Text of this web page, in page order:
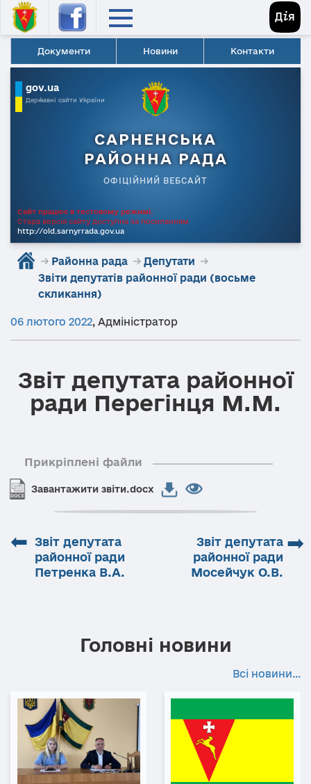
Документи Новини Контакти
gov.ua
Державні сайти України
САРНЕНСЬКА
РАЙОННА РАДА
ОФІЦІЙНИЙ ВЕБСАЙТ
Сайт працює в тестовому режимі.
Стара версія сайту доступна за посиланням
http://old.sarnyrrada.gov.ua
→ Районна рада → Депутати →
Звіти депутатів районної ради (восьме
скликання)
06 лютого 2022, Адміністратор
Звіт депутата районної
ради Перегінця М.М.
Прикріплені файли
Завантажити звіти.docx
⬅ Звіт депутата
районної ради
Петренка В.А.
➡
Звіт депутата
районної ради
Мосейчук О.В.
Головні новини
Всі новини...